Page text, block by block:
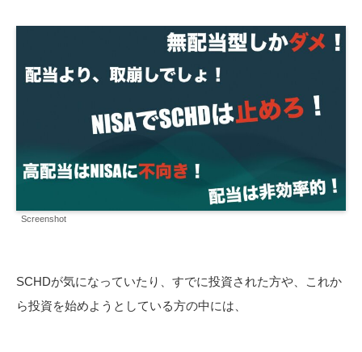
Screenshot
SCHDが気になっていたり、すでに投資された方や、これか
ら投資を始めようとしている方の中には、